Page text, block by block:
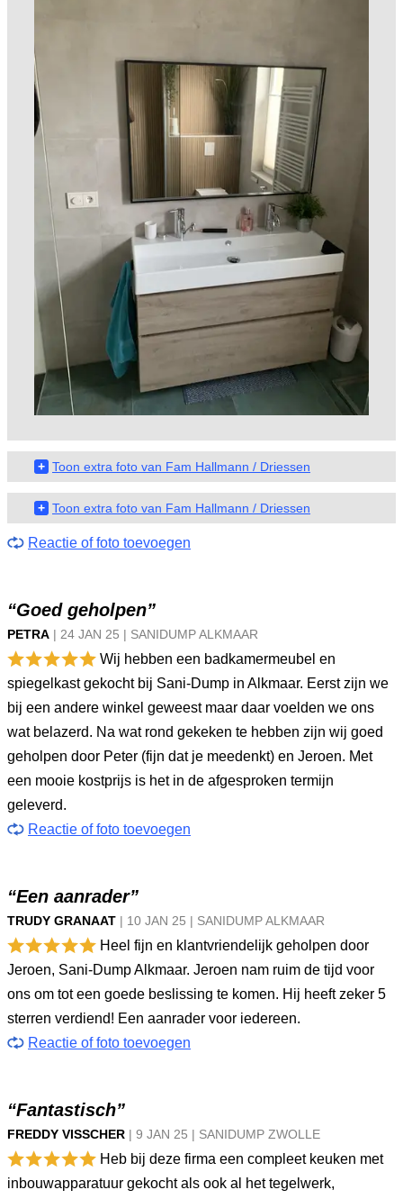
+ Toon extra foto van Fam Hallmann / Driessen
+ Toon extra foto van Fam Hallmann / Driessen
Reactie of foto toevoegen
“Goed geholpen”
PETRA | 24 JAN 25 | SANIDUMP ALKMAAR
Wij hebben een badkamermeubel en
spiegelkast gekocht bij Sani-Dump in Alkmaar. Eerst zijn we
bij een andere winkel geweest maar daar voelden we ons
wat belazerd. Na wat rond gekeken te hebben zijn wij goed
geholpen door Peter (fijn dat je meedenkt) en Jeroen. Met
een mooie kostprijs is het in de afgesproken termijn
geleverd.
Reactie of foto toevoegen
“Een aanrader”
TRUDY GRANAAT | 10 JAN 25 | SANIDUMP ALKMAAR
Heel fijn en klantvriendelijk geholpen door
Jeroen, Sani-Dump Alkmaar. Jeroen nam ruim de tijd voor
ons om tot een goede beslissing te komen. Hij heeft zeker 5
sterren verdiend! Een aanrader voor iedereen.
Reactie of foto toevoegen
“Fantastisch”
FREDDY VISSCHER | 9 JAN 25 | SANIDUMP ZWOLLE
Heb bij deze firma een compleet keuken met
inbouwapparatuur gekocht als ook al het tegelwerk,